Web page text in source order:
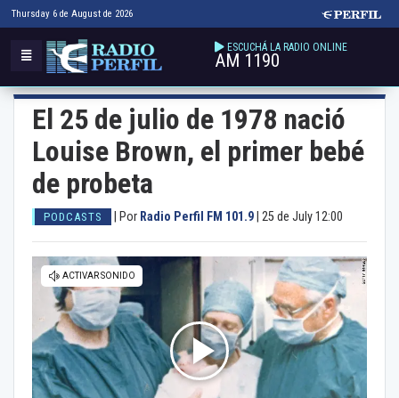
Thursday 6 de August de 2026
ESCUCHÁ LA RADIO ONLINE
AM 1190
El 25 de julio de 1978 nació
Louise Brown, el primer bebé
de probeta
PODCASTS Por Radio Perfil FM 101.9 25 de July 12:00